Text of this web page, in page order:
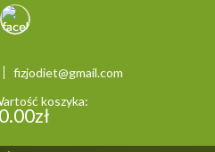
fizjodiet@gmail.com
koszyka:
0.00zł